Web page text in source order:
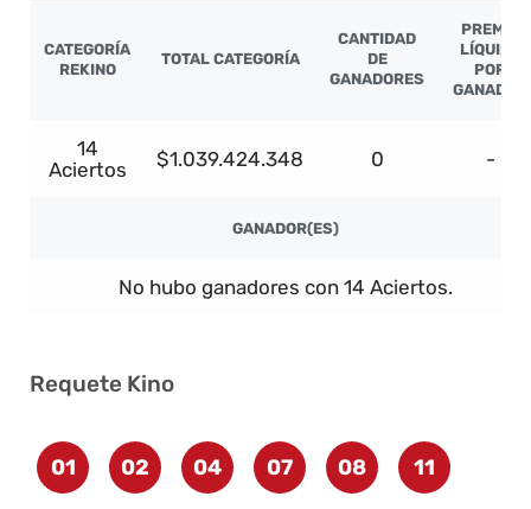
CATEGORÍA
REKINO
TOTAL CATEGORÍA
CANTIDAD
DE
GANADORES
PREMIO
LÍQUIDO
POR
GANADOR
14
Aciertos
$1.039.424.348 0 -
GANADOR(ES)
No hubo ganadores con 14 Aciertos.
Requete Kino
01 02 04 07 08 11